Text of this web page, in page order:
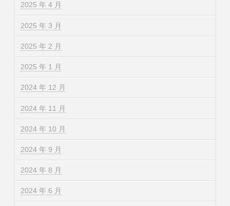
2025 年 4 月
2025 年 3 月
2025 年 2 月
2025 年 1 月
2024 年 12 月
2024 年 11 月
2024 年 10 月
2024 年 9 月
2024 年 8 月
2024 年 6 月